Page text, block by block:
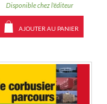
Disponible chez l'éditeur
AJOUTER AU PANIER